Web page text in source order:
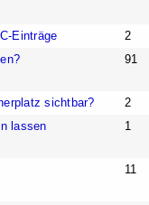
Einträge 2
91
sichtbar? 2
lassen 1
11